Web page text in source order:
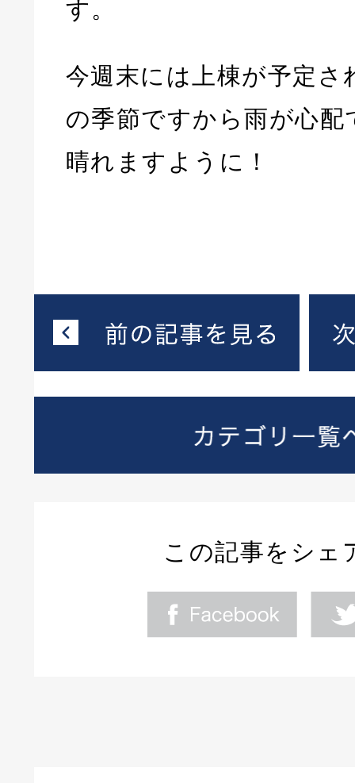
す。
今週末には上棟が予定さ
の季節ですから雨が心
晴れますように！
この記事をシェ